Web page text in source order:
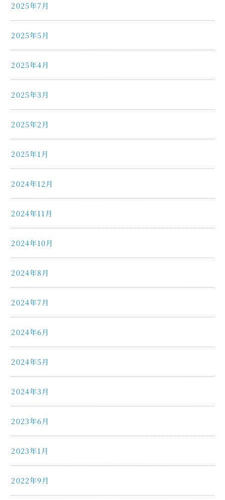
2025年7月
2025年5月
2025年4月
2025年3月
2025年2月
2025年1月
2024年12月
2024年11月
2024年10月
2024年8月
2024年7月
2024年6月
2024年5月
2024年3月
2023年6月
2023年1月
2022年9月